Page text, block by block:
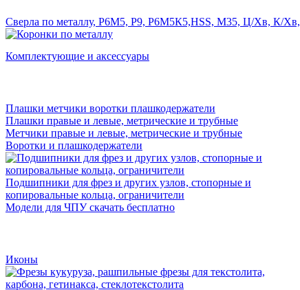
Сверла по металлу, Р6М5, Р9, Р6М5К5,HSS, M35, Ц/Хв, К/Хв,
Комплектующие и аксессуары
Плашки метчики воротки плашкодержатели
Плашки правые и левые, метрические и трубные
Метчики правые и левые, метрические и трубные
Воротки и плашкодержатели
Подшипники для фрез и других узлов, стопорные и
копировальные кольца, ограничители
Модели для ЧПУ скачать бесплатно
Иконы